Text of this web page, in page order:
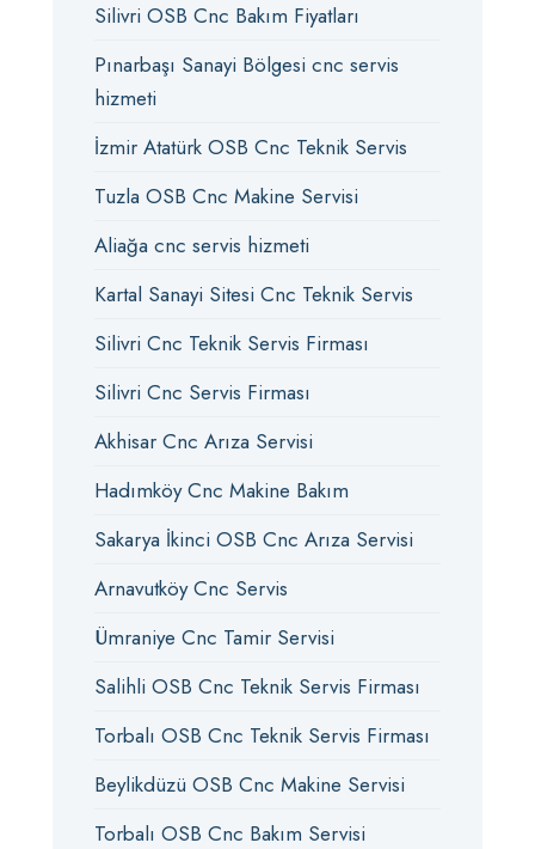
Silivri OSB Cnc Bakım Fiyatları
Pınarbaşı Sanayi Bölgesi cnc servis
hizmeti
İzmir Atatürk OSB Cnc Teknik Servis
Tuzla OSB Cnc Makine Servisi
Aliağa cnc servis hizmeti
Kartal Sanayi Sitesi Cnc Teknik Servis
Silivri Cnc Teknik Servis Firması
Silivri Cnc Servis Firması
Akhisar Cnc Arıza Servisi
Hadımköy Cnc Makine Bakım
Sakarya İkinci OSB Cnc Arıza Servisi
Arnavutköy Cnc Servis
Ümraniye Cnc Tamir Servisi
Salihli OSB Cnc Teknik Servis Firması
Torbalı OSB Cnc Teknik Servis Firması
Beylikdüzü OSB Cnc Makine Servisi
Torbalı OSB Cnc Bakım Servisi